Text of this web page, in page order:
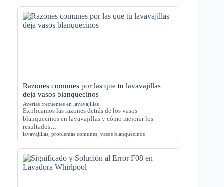
Razones comunes por las que tu lavavajillas
deja vasos blanquecinos
Averías frecuentes en lavavajillas
Explicamos las razones detrás de los vasos
blanquecinos en lavavajillas y cómo mejorar los
resultados…
lavavajillas problemas comunes vasos blanquecinos